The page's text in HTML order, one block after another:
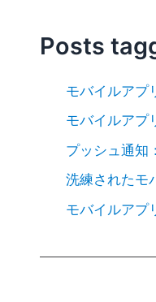
Posts
モバイルアプ
モバイルアプ
プッシュ通知
洗練されたモ
モバイルアプ